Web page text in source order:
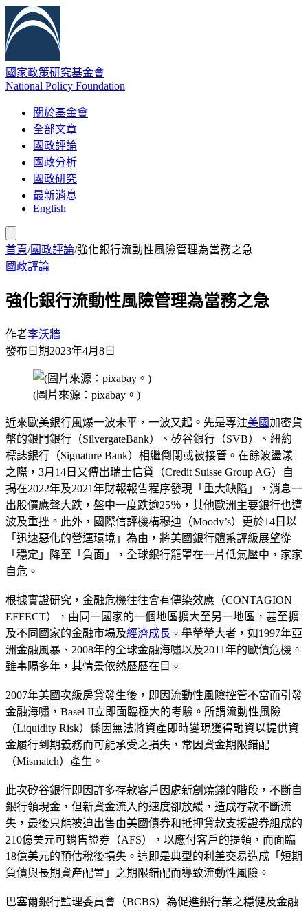
國家政策研究基金會
National Policy Foundation
關於基金會
全部文章
國政評論
國政分析
國政研究
最新消息
English
首頁/國政評論/強化銀行流動性風險管理為當務之急
國政評論
強化銀行流動性風險管理為當務之急
作者李沃牆
發布日期2023年4月8日
(圖片來源：pixabay。)
近來歐美銀行風爆一波未平，一波又起。先是專注美國加密貨
幣的銀門銀行（SilvergateBank）、矽谷銀行（SVB）、紐約
標誌銀行（Signature Bank）相繼倒閉或被接管。在餘波盪漾
之際，3月14日又傳出瑞士信貸（Credit Suisse Group AG）自
揭在2022年及2021年財報報告程序發現「重大缺陷」，消息一
出股價應聲大跌，盤中一度跌逾25％，其他歐洲主要銀行也遭
波及重挫。此外，國際信評機構穆迪（Moody’s）更於14日以
「迅速惡化的營運環境」為由，將美國銀行體系評級展望從
「穩定」降至「負面」，全球銀行籠罩在一片低氣壓中，家家
自危。
根據實證研究，金融危機往往會有傳染效應（CONTAGION
EFFECT），由同一國家的一個地區擴大至另一地區，甚至擴
及不同國家的金融市場及經濟成長 。舉犖犖大者，如1997年亞
洲金融風暴、2008年的全球金融海嘯以及2011年的歐債危機。
雖事隔多年，其情景依然歷歷在目。
2007年美國次級房貸發生後，即因流動性風險控管不當而引發
金融海嘯，Basel II立即面臨極大的考驗。所謂流動性風險
（Liquidity Risk）係因無法將資產即時變現獲得融資以提供資
金履行到期義務而可能承受之損失，常因資金期限錯配
（Mismatch）產生。
此次矽谷銀行即因許多存款客戶因處新創燒錢的階段，不斷自
銀行領現金，但新資金流入的速度卻放緩，造成存款不斷流
失，最後只能被迫出售由美國債券和抵押貸款支援證券組成的
210億美元可銷售證券（AFS），以應付客戶的提領，而面臨
18億美元的預估稅後損失。這即是典型的利差交易造成「短期
負債與長期資產配置」之期限錯配而導致流動性風險。
巴塞爾銀行監理委員會（BCBS）為促進銀行業之穩健及金融